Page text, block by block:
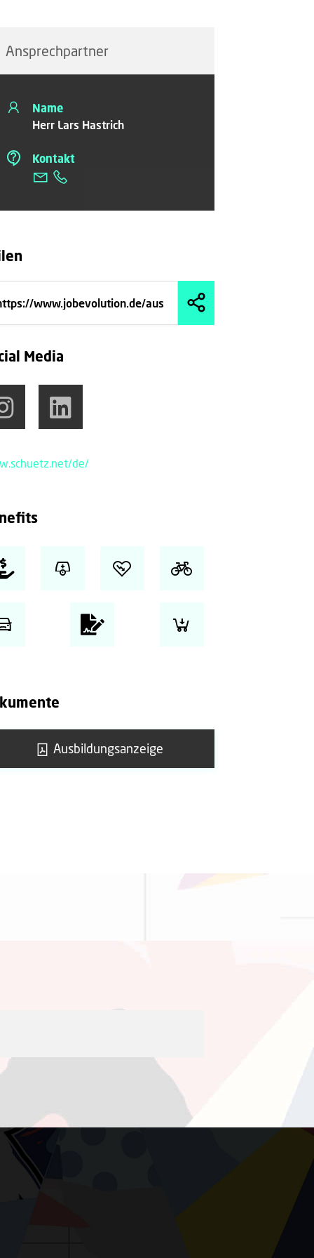
Ansprechpartner
Name
Herr Lars Hastrich
Kontakt
Media
de/
Ausbildungsanzeige